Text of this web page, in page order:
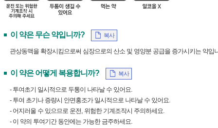
이 약은 무슨 약입니까? 복사
관상동맥을 확장시킴으로써 심장으로의 산소 및 영양분 공급을 증가시키는 약입
이 약은 어떻게 복용합니까? 복사
- 투여초기 일시적으로 두통이 나타날 수 있어요.
- 투여 초기나 증량시 안면홍조가 일시적으로 나타날 수 있어요.
- 어지러울 수 있으므로 운전, 위험한 기계조작시 주의하세요.
- 이 약의 투여기간 동안에는 가능한 금주하세요.